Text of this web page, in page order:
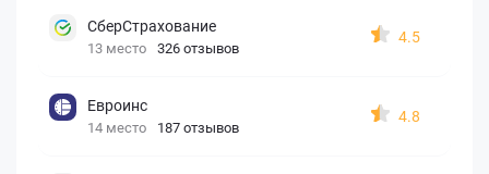
СберСтрахование
13 место 326 отзывов
4.5
Евроинс
14 место 187 отзывов
4.8